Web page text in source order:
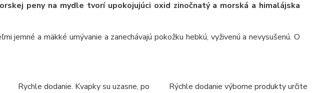
peny na mydle tvorí upokojujúci oxid zinočnatý a morská a himalájska
a mäkké umývanie a zanechávajú pokožku hebkú, vyživenú a nevysušenú. O
Rychle dodanie. Kvapky su uzasne, po
Rýchle dodanie výborne produkty určite